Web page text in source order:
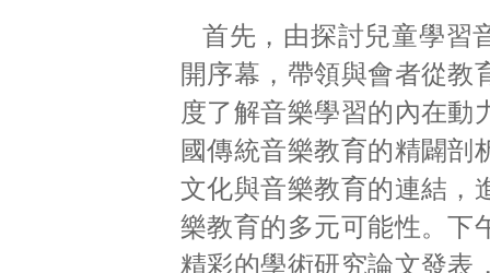
首先，由探討兒童學習
開序幕，帶領與會者從教
度了解音樂學習的內在動
國傳統音樂教育的精闢剖
文化與音樂教育的連結，
樂教育的多元可能性。下
精彩的學術研究論文發表